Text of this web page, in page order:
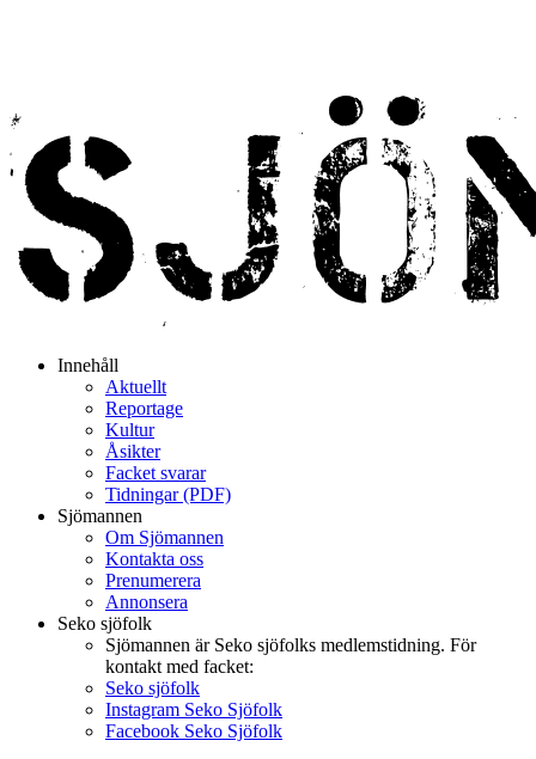
Innehåll
Aktuellt
Reportage
Kultur
Åsikter
Facket svarar
Tidningar (PDF)
Sjömannen
Om Sjömannen
Kontakta oss
Prenumerera
Annonsera
Seko sjöfolk
Sjömannen är Seko sjöfolks medlemstidning. För
kontakt med facket:
Seko sjöfolk
Instagram Seko Sjöfolk
Facebook Seko Sjöfolk